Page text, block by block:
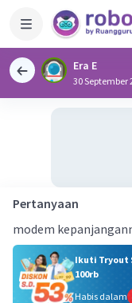
Era E
30 September
Pertanyaan
modem
Ikuti Tryout
100rb
Habis dalam